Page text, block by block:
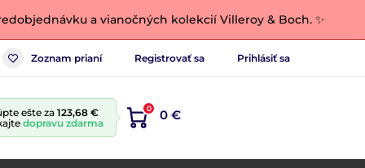
a vianočných kolekcií Villeroy & Boch. ✨
Zoznam prianí Registrovať sa Prihlásiť sa
ešte za 123,68 €
dopravu zdarma
0 0 €